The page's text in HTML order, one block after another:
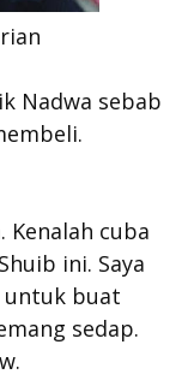
Nadwa sebab
Kenalah cuba
ini. Saya
untuk buat
sedap.